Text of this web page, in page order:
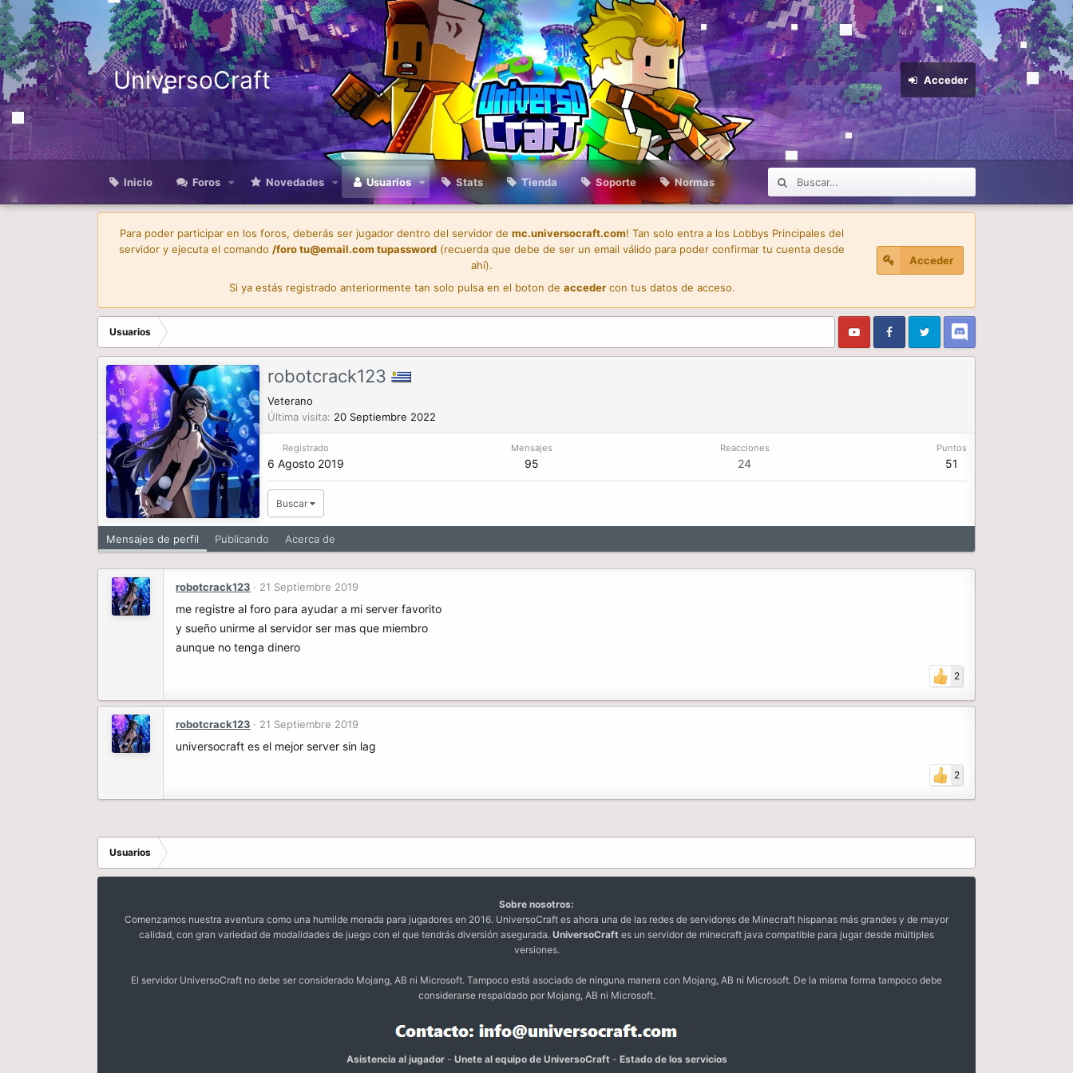
UniversoCraft Acceder
Inicio Foros Novedades Usuarios Stats Tienda Soporte Normas
Para poder participar en los foros, deberás ser jugador dentro del servidor de mc.universocraft.com! Tan solo entra a los Lobbys Principales del
servidor y ejecuta el comando /forotu@email.com tupassword (recuerda que debe de ser un email válido para poder confirmar tu cuenta desde
ahí).
Si ya estás registrado anteriormente tan solo pulsa en el boton de accedercon tus datos de acceso.
Acceder
Usuarios
robotcrack123
Veterano
Última visita 20 Septiembre 2022
Registrado
6 Agosto 2019
Mensajes
95
Reacciones
24
Puntos
51
Buscar
Mensajes de perfil Publicando Acerca de
robotcrack123 21 Septiembre 2019
me registre al foro para ayudar a mi server favorito
y sueño unirme al servidor ser mas que miembro
aunque no tenga dinero
2
robotcrack123 21 Septiembre 2019
universocraft es el mejor server sin lag
2
Usuarios
Sobre nosotros:
Comenzamos nuestra aventura como una humilde morada para jugadores en 2016. UniversoCraft es ahora una de las redes de servidores de Minecraft hispanas más grandes y de mayor
calidad, con gran variedad de modalidades de juego con el que tendrás diversión asegurada. UniversoCraft es un servidor de minecraft java compatible para jugar desde múltiples
versiones.
El servidor UniversoCraft no debe ser considerado Mojang, AB ni Microsoft. Tampoco está asociado de ninguna manera con Mojang, AB ni Microsoft. De la misma forma tampoco debe
considerarse respaldado por Mojang, AB ni Microsoft.
Asistencia al jugador- Unete al equipo de UniversoCraft - Estado de los servicios